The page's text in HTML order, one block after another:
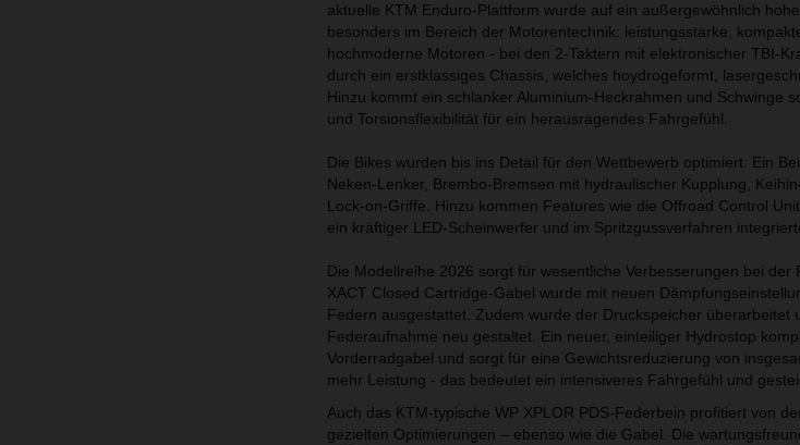
aktuelle KTM Enduro-Plattform wurde auf ein außergewöhnlich
besonders im Bereich der Motorentechnik: leistungsstarke,
hochmoderne Motoren - bei den 2-Taktern mit elektronischer TBI-
durch ein erstklassiges Chassis, welches hoydrogeformt,
Hinzu kommt ein schlanker Aluminium-Heckrahmen und Schwinge
und Torsionsflexibilität für ein herausragendes Fahrgefühl.
Die Bikes wurden bis ins Detail für den Wettbewerb optimiert. Ein
Neken-Lenker, Brembo-Bremsen mit hydraulischer Kupplung,
Lock-on-Griffe. Hinzu kommen Features wie die Offroad Control
ein kräftiger LED-Scheinwerfer und im Spritzgussverfahren
Die Modellreihe 2026 sorgt für wesentliche Verbesserungen bei der
XACT Closed Cartridge-Gabel wurde mit neuen
Federn ausgestattet. Zudem wurde der Druckspeicher überarbeitet
Federaufnahme neu gestaltet. Ein neuer, einteiliger Hydrostop
Vorderradgabel und sorgt für eine Gewichtsreduzierung von
mehr Leistung - das bedeutet ein intensiveres Fahrgefühl und
Auch das KTM-typische WP XPLOR PDS-Federbein profitiert von
gezielten Optimierungen – ebenso wie die Gabel. Die